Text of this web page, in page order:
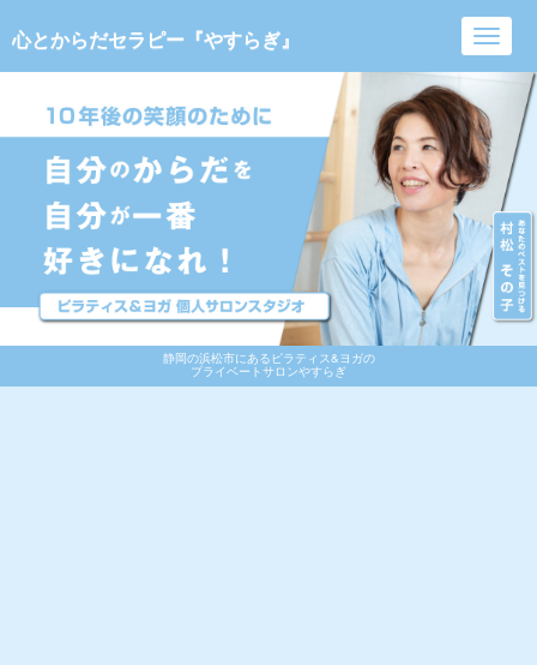
静岡の浜松市にあるピラティス&ヨガの
プライベートサロンやすらぎ
心とからだセラピー『やすらぎ』